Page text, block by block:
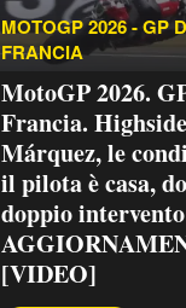
MOTOGP 2026 - GP
FRANCIA
MotoGP 2026.
Francia.
Márquez, le
il pilota è casa,
doppio
[VIDEO]